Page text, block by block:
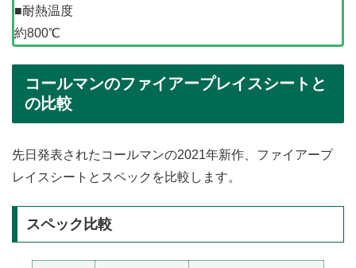
■耐熱温度
約800℃
コールマンのファイアープレイスシートと
の比較
先日発表されたコールマンの2021年新作、ファイアープ
レイスシートとスペックを比較します。
スペック比較